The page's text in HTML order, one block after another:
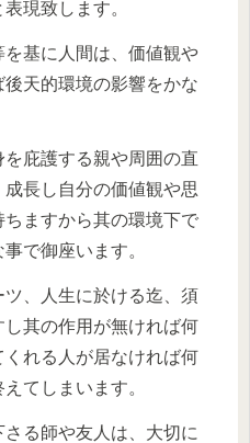
現致します。
基に人間は、価値観や
天的環境の影響をかな
庇護する親や周囲の直
長し自分の価値観や思
ますから其の環境下で
で御座います。
、人生に於ける迄、須
し其の作用が無ければ何
れる人が居なければ何
てしまいます。
る師や友人は、大切に